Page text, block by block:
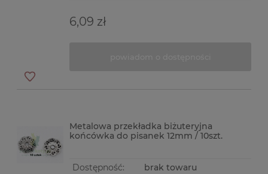
6,09 zł
Metalowa przekładka biżuteryjna
końcówka do pisanek 12mm / 10szt.
Dostępność: brak towaru